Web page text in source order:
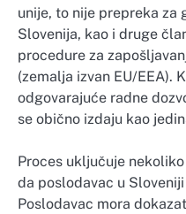
unije, to nije prepreka za
Slovenija, kao i druge
procedure za
(zemalja izvan EU/EEA).
odgovarajuće radne
se obično izdaju kao
Proces uključuje
da poslodavac u
Poslodavac mora